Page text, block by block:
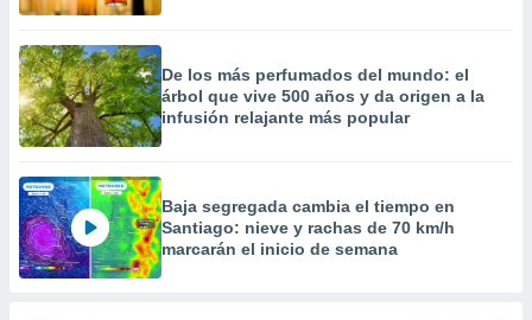
De los más perfumados del mundo: el
árbol que vive 500 años y da origen a la
infusión relajante más popular
Baja segregada cambia el tiempo en
Santiago: nieve y rachas de 70 km/h
marcarán el inicio de semana